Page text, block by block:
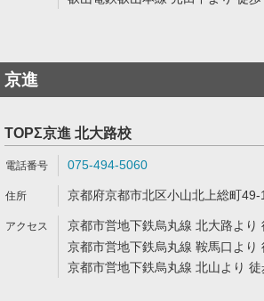
京進
TOPΣ京進 北大路校
075-494-5060
京都府京都市北区小山北上総町
京都市営地下鉄烏丸線 北大路より
京都市営地下鉄烏丸線 鞍馬口より
京都市営地下鉄烏丸線 北山より